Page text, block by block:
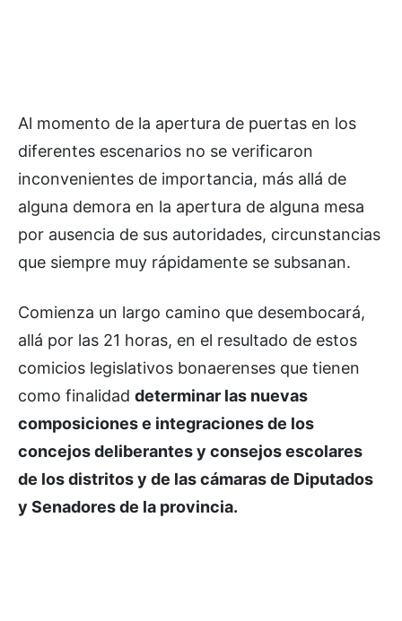
Al momento de la apertura de puertas en los
diferentes escenarios no se verificaron
inconvenientes de importancia, más allá de
alguna demora en la apertura de alguna mesa
por ausencia de sus autoridades, circunstancias
que siempre muy rápidamente se subsanan.
Comienza un largo camino que desembocará,
allá por las 21 horas, en el resultado de estos
comicios legislativos bonaerenses que tienen
como finalidad determinar las nuevas
composiciones e integraciones de los
concejos deliberantes y consejos escolares
de los distritos y de las cámaras de Diputados
y Senadores de la provincia.